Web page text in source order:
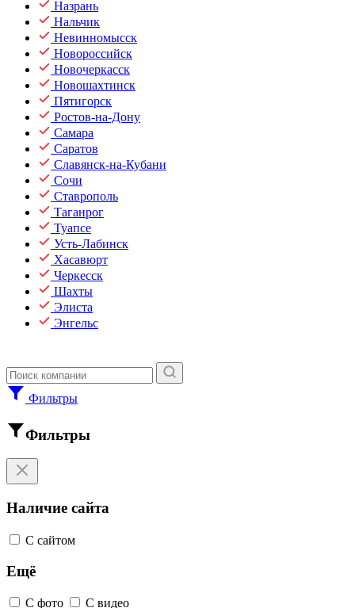
Назрань
Нальчик
Невинномысск
Новороссийск
Новочеркасск
Новошахтинск
Пятигорск
Ростов-на-Дону
Самара
Саратов
Славянск-на-Кубани
Сочи
Ставрополь
Таганрог
Туапсе
Усть-Лабинск
Хасавюрт
Черкесск
Шахты
Элиста
Энгельс
Фильтры
Фильтры
Наличие сайта
С сайтом
Ещё
С фото С видео